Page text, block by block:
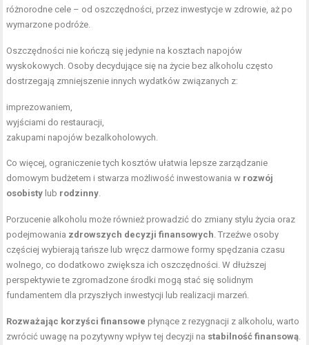
różnorodne cele – od oszczędności, przez inwestycje w zdrowie, aż po
wymarzone podróże.
Oszczędności nie kończą się jedynie na kosztach napojów
wyskokowych. Osoby decydujące się na życie bez alkoholu często
dostrzegają zmniejszenie innych wydatków związanych z:
imprezowaniem,
wyjściami do restauracji,
zakupami napojów bezalkoholowych.
Co więcej, ograniczenie tych kosztów ułatwia lepsze zarządzanie
domowym budżetem i stwarza możliwość inwestowania w rozwój
osobisty lub rodzinny
Porzucenie alkoholu może również prowadzić do zmiany stylu życia oraz
podejmowania zdrowszych decyzji finansowych . Trzeźwe osoby
częściej wybierają tańsze lub wręcz darmowe formy spędzania czasu
wolnego, co dodatkowo zwiększa ich oszczędności. W dłuższej
perspektywie te zgromadzone środki mogą stać się solidnym
fundamentem dla przyszłych inwestycji lub realizacji marzeń.
Rozważając korzyści finansowe płynące z rezygnacji z alkoholu, warto
zwrócić uwagę na pozytywny wpływ tej decyzji na stabilność finansową